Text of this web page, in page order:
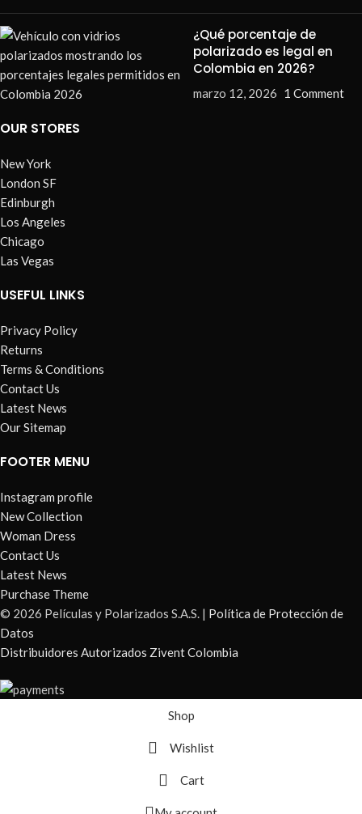
¿Qué porcentaje de
polarizado es legal en
Colombia en 2026?
marzo 12, 2026 1 Comment
OUR STORES
New York
London SF
Edinburgh
Los Angeles
Chicago
Las Vegas
USEFUL LINKS
Privacy Policy
Returns
Terms & Conditions
Contact Us
Latest News
Our Sitemap
FOOTER MENU
Instagram profile
New Collection
Woman Dress
Contact Us
Latest News
Purchase Theme
© 2026 Películas y Polarizados S.A.S. | Política de Protección de
Datos
Distribuidores Autorizados Zivent Colombia
Shop
Wishlist
Cart